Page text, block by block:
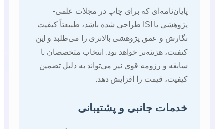
پایان‌نامه‌ای که برای چاپ در مجلات علمی-
پژوهشی یا ISI طراحی شده باشد، طبیعتاً کیفیت
نگارش و عمق پژوهشی بالاتری را می‌طلبد و این
کیفیت، هزینه‌بر خواهد بود. انتخاب متخصصان با
سابقه و رزومه قوی نیز می‌تواند به دلیل تضمین
کیفیت، قیمت را افزایش دهد.
خدمات جانبی و پشتیبانی